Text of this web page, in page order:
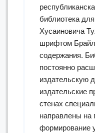
библиотека
Хусаиновича
шрифтом
содержания.
постоянно
издательскую
издательские
стенах
направлены на
формирование